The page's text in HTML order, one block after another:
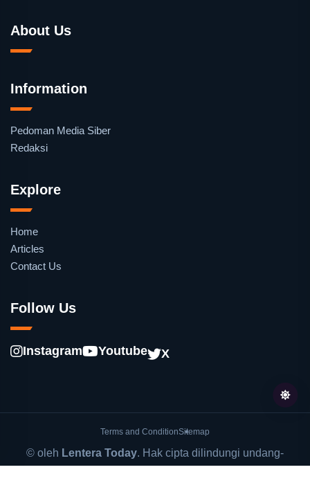
About Us
Information
Pedoman Media Siber
Redaksi
Explore
Home
Articles
Contact Us
Follow Us
Instagram Youtube X
Terms and ConditionSitemap
© oleh Lentera Today. Hak cipta dilindungi undang-